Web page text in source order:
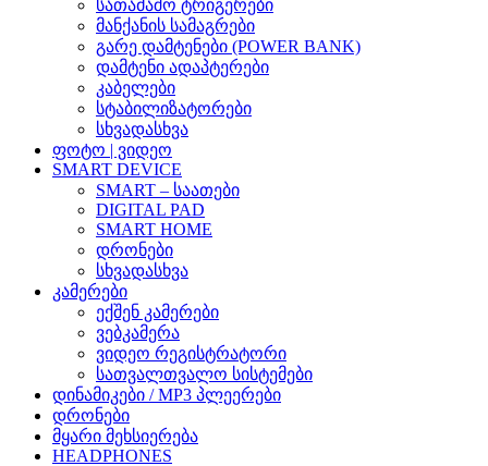
სათამაშო ტრიგერები
მანქანის სამაგრები
გარე დამტენები (POWER BANK)
დამტენი ადაპტერები
კაბელები
სტაბილიზატორები
სხვადასხვა
ფოტო | ვიდეო
SMART DEVICE
SMART – საათები
DIGITAL PAD
SMART HOME
დრონები
სხვადასხვა
კამერები
ექშენ კამერები
ვებკამერა
ვიდეო რეგისტრატორი
სათვალთვალო სისტემები
დინამიკები / MP3 პლეერები
დრონები
მყარი მეხსიერება
HEADPHONES